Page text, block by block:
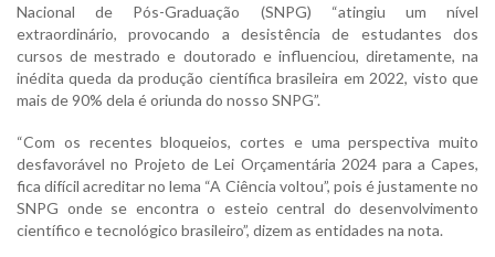
Nacional de Pós-Graduação (SNPG) “atingiu um nível
extraordinário, provocando a desistência de estudantes dos
cursos de mestrado e doutorado e influenciou, diretamente, na
inédita queda da produção científica brasileira em 2022, visto que
mais de 90% dela é oriunda do nosso SNPG”.
“Com os recentes bloqueios, cortes e uma perspectiva muito
desfavorável no Projeto de Lei Orçamentária 2024 para a Capes,
fica difícil acreditar no lema “A Ciência voltou”, pois é justamente no
SNPG onde se encontra o esteio central do desenvolvimento
científico e tecnológico brasileiro”, dizem as entidades na nota.